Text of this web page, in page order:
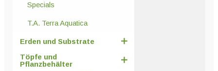
Specials
T.A. Terra Aquatica
Erden und Substrate
Töpfe und
Pflanzbehälter